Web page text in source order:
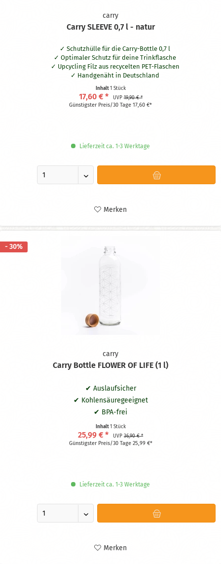
carry
Carry SLEEVE 0,7 l - natur
Schutzhülle für die Carry-Bottle 0,7 l
Optimaler Schutz für deine Trinkflasche
Upcycling Filz aus recycelten PET-Flaschen
Handgenäht in Deutschland
Waschbar bei 30° Grad
Praktische Schlaufe aus naturbelassener Baumwolle
Hält dein Getränk bis zu zwei Stunden länger kalt oder warm
Inhalt1 Stück
17,60 € * UVP19,90 € *
Günstigster Preis/30 Tage 17,60 €*
Lieferzeit ca. 1-3 Werktage
Merken
- 30%
carry
Carry Bottle FLOWER OF LIFE (1 l)
✔ Auslaufsicher
✔ Kohlensäuregeeignet
✔ BPA-frei
✔ Spülmaschinengeeignet
✔ Blume des Lebens
Inhalt1 Stück
25,99 € * UVP36,90 € *
Günstigster Preis/30 Tage 25,99 €*
Lieferzeit ca. 1-3 Werktage
Merken